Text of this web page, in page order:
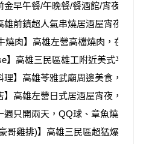
金早午餐/午晚餐/餐酒館/宵夜
雄前鎮超人氣串燒居酒屋宵夜，
燒肉】高雄左營高檔燒肉，在大
】高雄三民區雄工附近美式平價
理】高雄苓雅武廟周邊美食，美
】高雄左營日式居酒屋宵夜，串
週只開兩天，QQ球、章魚燒、
哥雞排)】高雄三民區超猛爆漿